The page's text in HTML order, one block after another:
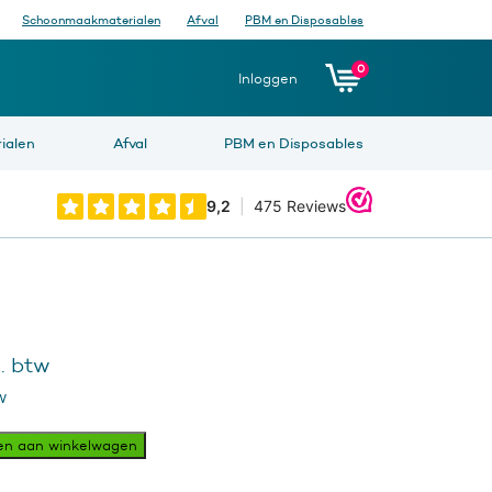
Schoonmaakmaterialen Afval PBM en Disposables
Inloggen
0
Afval PBM en Disposables
btw
aan winkelwagen